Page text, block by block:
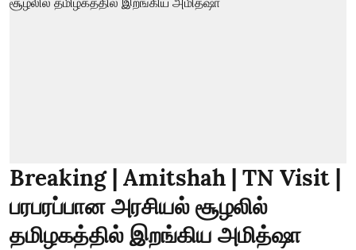
Breaking | Amitshah | TN Visit |
பரபரப்பான அரசியல் சூழலில்
தமிழகத்தில் இறங்கிய அமித்ஷா